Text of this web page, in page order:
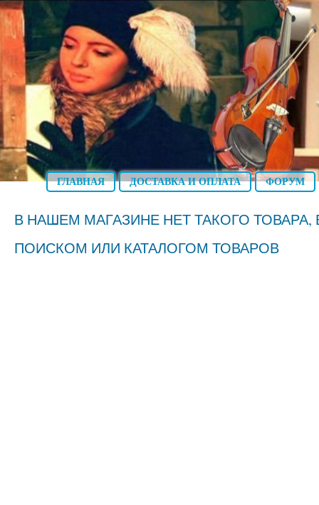
ГЛАВНАЯ ДОСТАВКА И ОПЛАТА ФОРУМ
В НАШЕМ МАГАЗИНЕ НЕТ ТАКОГО
ПОИСКОМ ИЛИ КАТАЛОГОМ ТОВАРОВ